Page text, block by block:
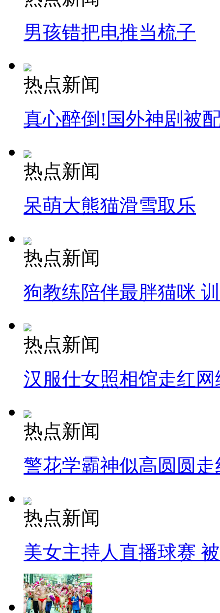
男孩错把电推当梳子
热点新闻
真心醉倒!国外神剧被
热点新闻
呆萌大熊猫滑雪取乐
热点新闻
狗教练陪伴最胖猫咪
热点新闻
汉服仕女照相馆走红网
热点新闻
警花学霸神似高圆圆走
热点新闻
美女主持人直播球赛